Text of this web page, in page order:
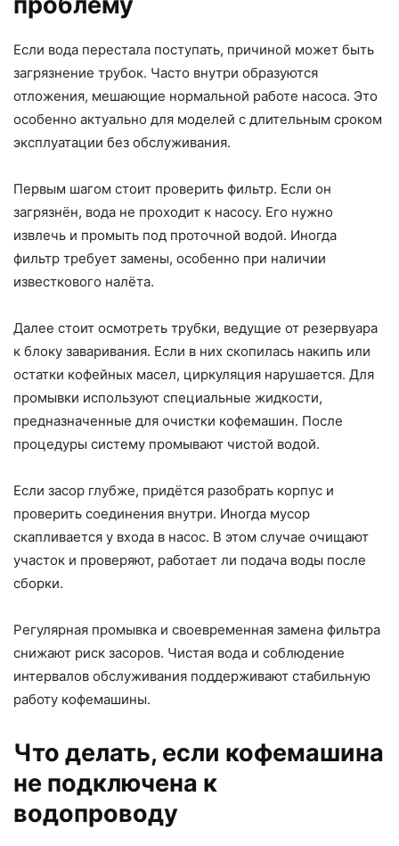
Если вода перестала поступать, причиной может быть
загрязнение трубок. Часто внутри образуются
отложения, мешающие нормальной работе насоса. Это
особенно актуально для моделей с длительным сроком
эксплуатации без обслуживания.
Первым шагом стоит проверить фильтр. Если он
загрязнён, вода не проходит к насосу. Его нужно
извлечь и промыть под проточной водой. Иногда
фильтр требует замены, особенно при наличии
известкового налёта.
Далее стоит осмотреть трубки, ведущие от резервуара
к блоку заваривания. Если в них скопилась накипь или
остатки кофейных масел, циркуляция нарушается. Для
промывки используют специальные жидкости,
предназначенные для очистки кофемашин. После
процедуры систему промывают чистой водой.
Если засор глубже, придётся разобрать корпус и
проверить соединения внутри. Иногда мусор
скапливается у входа в насос. В этом случае очищают
участок и проверяют, работает ли подача воды после
сборки.
Регулярная промывка и своевременная замена фильтра
снижают риск засоров. Чистая вода и соблюдение
интервалов обслуживания поддерживают стабильную
работу кофемашины.
Что делать, если кофемашина
не подключена к
водопроводу